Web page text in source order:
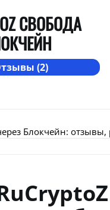
СВОБОДА
(2)
Блокчейн: